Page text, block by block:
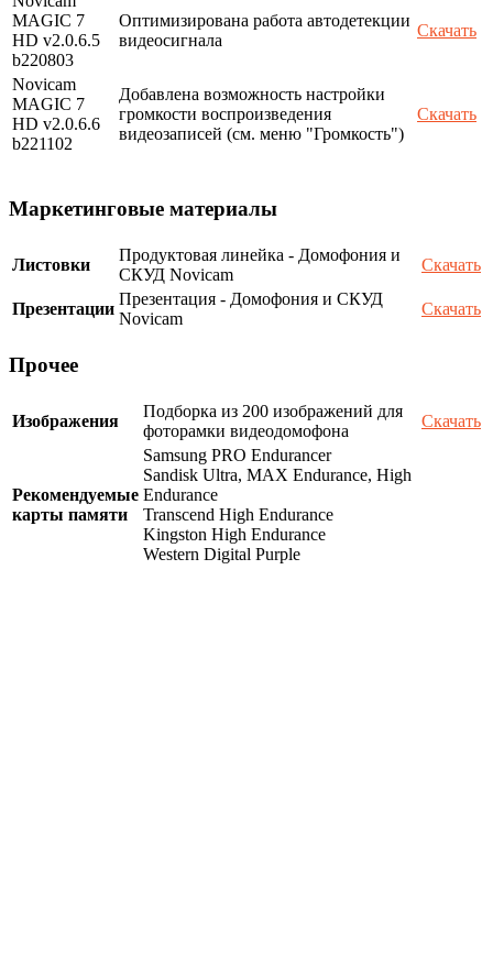
MAGIC 7
HD v2.0.6.5
b220803
Оптимизирована работа автодетекции
видеосигнала
Скачать
Novicam
MAGIC 7
HD v2.0.6.6
b221102
Добавлена возможность настройки
громкости воспроизведения
видеозаписей (см. меню "Громкость")
Скачать
Маркетинговые материалы
Листовки
Продуктовая линейка - Домофония и
СКУД Novicam
Скачать
Презентации
Презентация - Домофония и СКУД
Novicam
Скачать
Прочее
Изображения
Подборка из 200 изображений для
фоторамки видеодомофона
Скачать
Рекомендуемые
карты памяти
Samsung PRO Endurancer
Sandisk Ultra, MAX Endurance, High
Endurance
Transcend High Endurance
Kingston High Endurance
Western Digital Purple